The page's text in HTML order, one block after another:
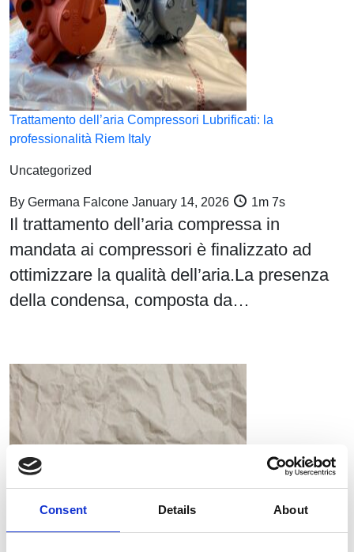
Consent Details About
Trattamento dell’aria Compressori Lubrificati: la
professionalità Riem Italy
Uncategorized
By Germana Falcone January 14, 2026 1m 7s
Il trattamento dell’aria compressa in
mandata ai compressori è finalizzato ad
ottimizzare la qualità dell’aria.La presenza
della condensa, composta da…